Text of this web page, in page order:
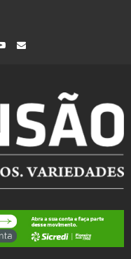
SÃO DESTAQUE EM